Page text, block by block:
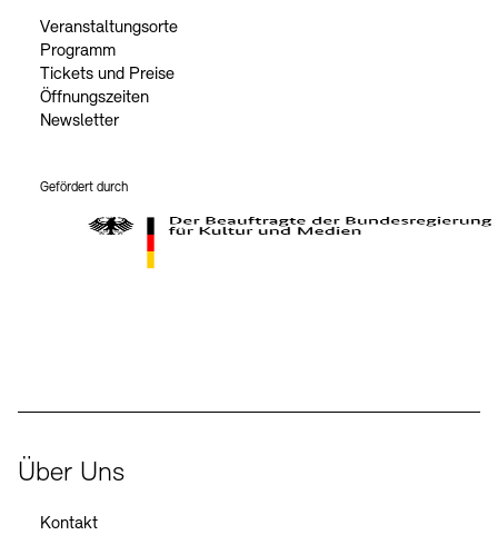
Veranstaltungsorte
Programm
Tickets und Preise
Öffnungszeiten
Newsletter
Gefördert durch
Über Uns
Kontakt